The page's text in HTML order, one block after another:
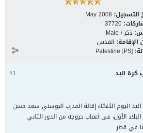
التسجيل: May 2008
37720
ذكر / Male
الإقامة: القدس
Palestine [PS]
#1 اليد
اليوم الثلاثاء إقالة المدرب البوسني سعد حسن
الأول، في أعقاب خروجه من الدور الثاني
في قطر.